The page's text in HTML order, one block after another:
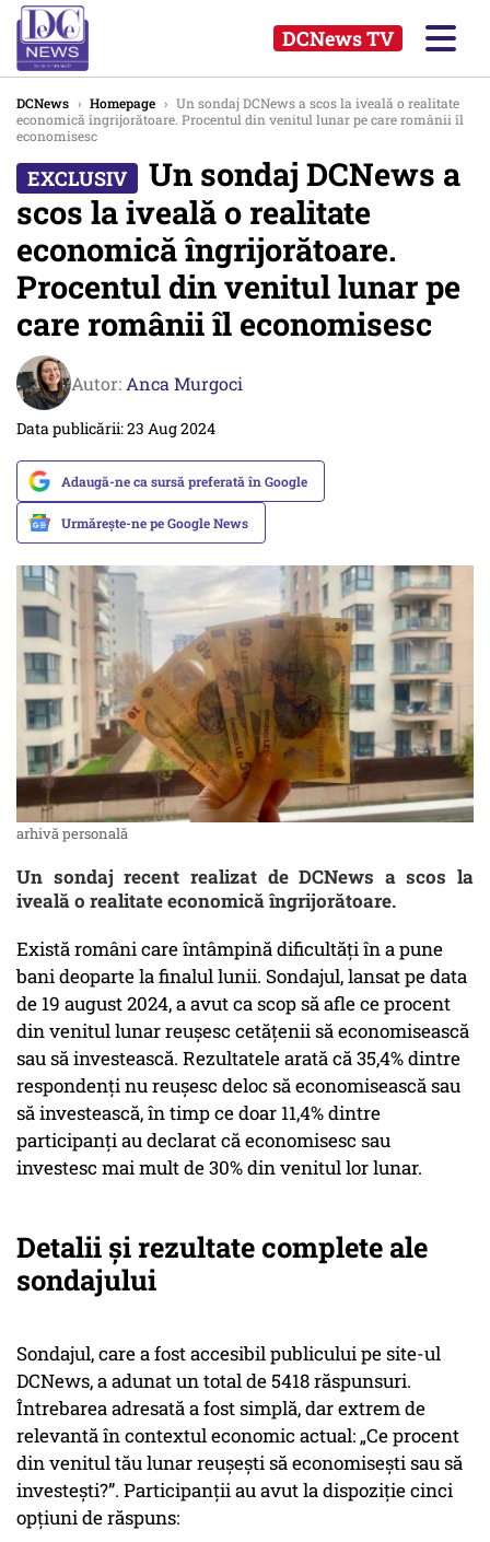
DCNews TV
DCNews › Homepage › Un sondaj DCNews a scos la iveală o realitate
economică îngrijorătoare. Procentul din venitul lunar pe care românii îl
economisesc
Un sondaj DCNews a
scos la iveală o realitate
economică îngrijorătoare.
Procentul din venitul lunar pe
care românii îl economisesc
Autor: Anca Murgoci
Data publicării: 23 Aug 2024
Adaugă-ne ca sursă preferată în Google
Urmărește-ne pe Google News
arhivă personală
Un sondaj recent realizat de DCNews a scos la
iveală o realitate economică îngrijorătoare.
Există români care întâmpină dificultăți în a pune
bani deoparte la finalul lunii. Sondajul, lansat pe data
de 19 august 2024, a avut ca scop să afle ce procent
din venitul lunar reușesc cetățenii să economisească
sau să investească. Rezultatele arată că 35,4% dintre
respondenți nu reușesc deloc să economisească sau
să investească, în timp ce doar 11,4% dintre
participanți au declarat că economisesc sau
investesc mai mult de 30% din venitul lor lunar.
Detalii și rezultate complete ale
sondajului
Sondajul, care a fost accesibil publicului pe site-ul
DCNews, a adunat un total de 5418 răspunsuri.
Întrebarea adresată a fost simplă, dar extrem de
relevantă în contextul economic actual: „Ce procent
din venitul tău lunar reușești să economisești sau să
investești?”. Participanții au avut la dispoziție cinci
opțiuni de răspuns: